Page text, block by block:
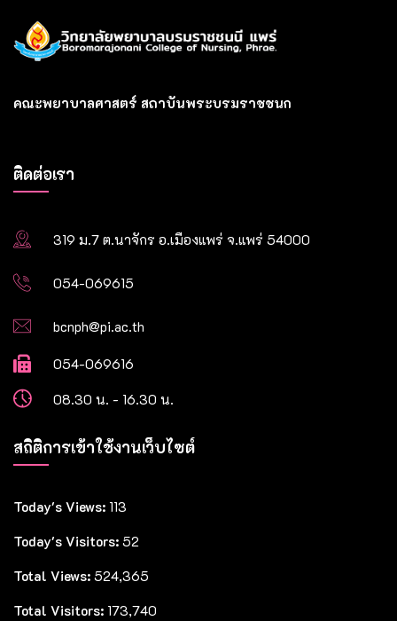
คณะพยาบาลศาสตร์ สถาบันพระบรมราชชนก
ติดต่อเรา
319 ม.7 ต.นาจักร อ.เมืองแพร่ จ.แพร่ 54000
054-069615
bcnph@pi.ac.th
054-069616
08.30 น. - 16.30 น.
สถิติการเข้าใช้งานเว็บไซต์
Today's Views: 113
Today's Visitors: 52
Total Views: 524,365
Total Visitors: 173,740